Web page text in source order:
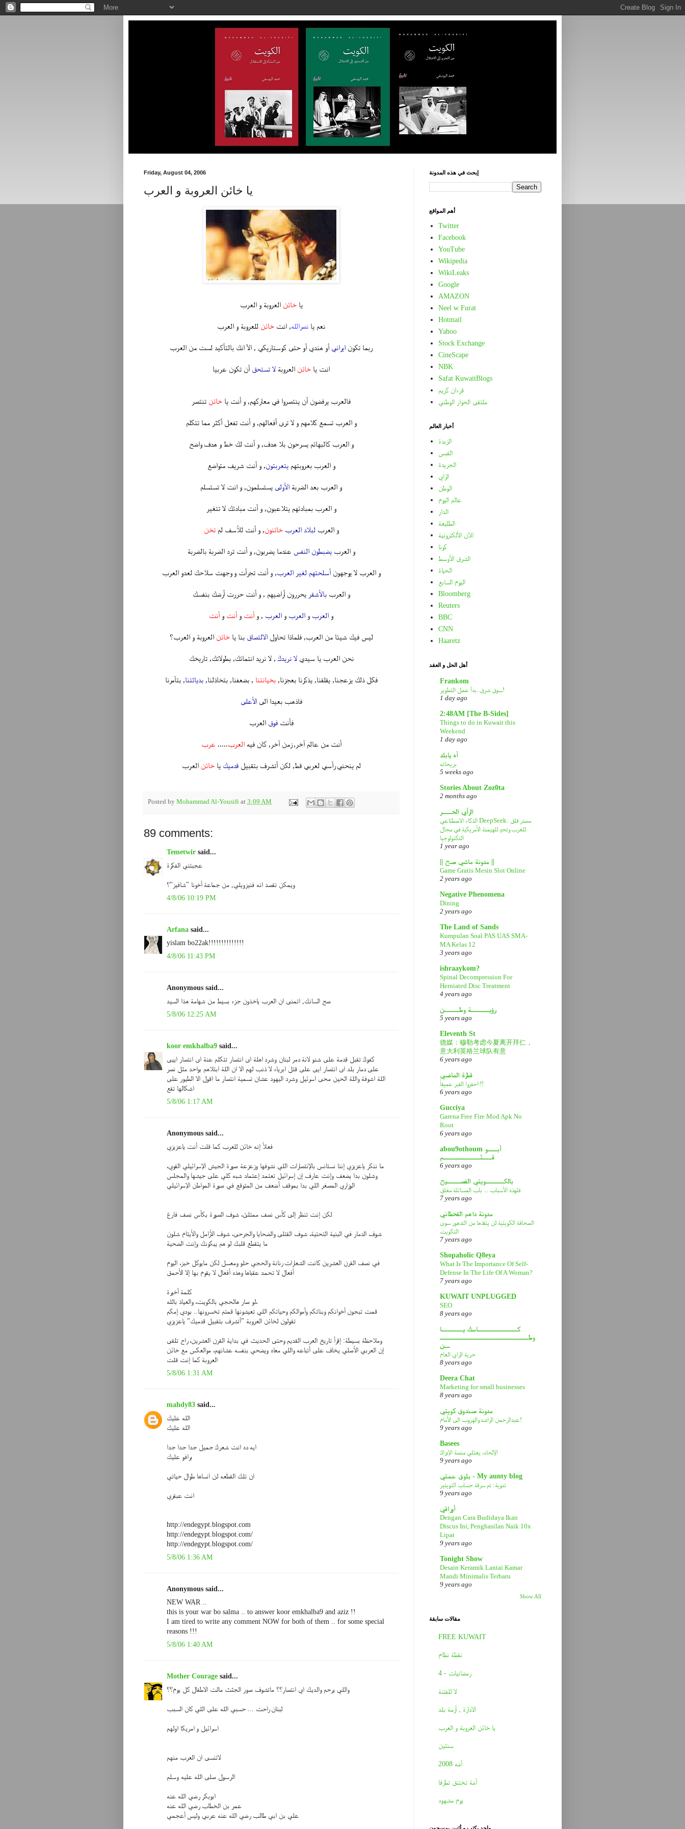
Friday, August 04, 2006
يا خائن العروبة و العرب
ياخائن العروبة و العرب
نعم يا نصرالله, انت خائن للعروبة و العرب
ربما تكون ايراني أو هندي أو حتى كوستاريكي , الاّ انك بالتأكيد لست من العرب
انت يا خائن العروبة لا تستحق أن تكون عربيا
فالعرب يرفضون أن ينتصروا في معاركهم, و أنت يا خائن تنتصر
و العرب تسمع كلامهم و لا ترى أفعالهم, و أنت تفعل أكثر مما تتكلم
و العرب كالبهائم يسرحون بلا هدف, و أنت لك خط و هدف واضح
و العرب بعروبتهميتعربتون, و أنت شريف متواضع
و العرب بعد الضربة الأولى يستسلمون, و انت لا تستسلم
و العرب بمبادئهم يتلاعبون, و أنت مبادئك لا تتغير
و العرب لبلاد العرب خائنون, و أنت للأسف لمتخن
و العرب يضبطون النفس عندما يضربون, و أنت ترد الضربة بالضربة
و العرب لا يوجهون أسلحتهم لغير العرب, و أنت تجرأت و وجهت سلاحك لعدو العرب
و العرببالأشقر يحررون أراضيهم , و أنت حررت أرضك بنفسك
و العرب و العرب و العرب , و أنت و أنت و أنت
ليس فيك شيئا من العرب, فلماذا تحاول الالتصاق بنا ياخائن العروبة و العرب؟
نحن العرب يا سيديلا نريدك , لا نريد انتمائك, بطولاتك, تاريخك
فكل ذلك يزعجنا, يقلقنا, يذكرنا بعجزنا,بخيانتنا , بضعفنا, بتخاذلنا,بدياثتنا, بتآمرنا
فاذهب بعيدا الى الأعلى
فأنتفوق العرب
أنت من عالم آخر, زمن آخر, كان فيهالعرب.....عرب
لم ينحني رأسي لعربي قط, لكن أتشرف بتقبيلقدميك ياخائن العرب
Posted by Mohammad Al-Yousifi at 3:09 AM
89 comments:
Temetwir said...
عجبتني الفكرة
ويمكن تقصد انه فنيزويلي, من جماعة أخونا "شافيز"؟
4/8/06 10:19 PM
Arfana said...
yislam bo22ak!!!!!!!!!!!!!!
4/8/06 11:43 PM
Anonymous said...
صح السانك, اتمنى ان العرب ياخذون جزء بسيط من شهامة هذا السيد
5/8/06 12:25 AM
koor emkhalba9 said...
كفوك تقبل قدمة على شنو لانة دمر لبنان وشرد اهلة اى انتصار تتكلم عنة اى انتصار اييى
على دمار بلد اى انتصار ايى على قتل ابرياء لا ذنب لهم الا ان اللة ابتلاهم بواحد مثل نصر
اللة اشوفة واللة الحين محى اسرئيل وشرد اليهود عشان تسمية انتصار ما اقول الا الطيور على
اشكالها تقع
5/8/06 1:17 AM
Anonymous said...
فعلاً إنه خائن للعرب كما قلت أنت ياعزيزي
ما ننكر ياعزيزي إننا نستانس بالإنتصارات اللي نشوفها وزعزعة صورة الجيش الإسرائيلي القوي،
وشلون بدا يضعف وإنت عارف إن إسرائيل تعتمد إعتماد شبه كلي على جيشها والمجلس
الوزاري المصغر اللي بدا بموقف أضعف من المتوقع في صورة المواطن الإسرائيلي
لكن إنت تنظر إلى كأس نصف ممتلئ، شوف الصورة بكأس نصف فارغ
شوف الدمار في البنية التحتية، شوف القتلى والضحايا والجرحى، شوف الأرامل والأيتام شلون
ما يتقطع قلبك لو هم يبكونك وإنت الضحية
في نصف القرن العشرين كانت الشعارات رنانة والحجي حلو ومعسل لكن مايوكل خبز، اليوم
أفعال لا تحمد عقباها وهذه أفعال لا يقوم بها إلا الأحمق
كلمة أخيرة
لو صار هالحجي بالكويت، والعياذ بالله،
قمت تبجون أخوانكم وبناتكم وأموالكم وحياتكم اللي تعيشونها قمتم تخسرونها.. بودي إمكم
تقولون لخائن العروبة "أتشرف بتقبيل قدميك" ياعزيزي
وملاحظة بسيطة: إقرأ تاريخ العرب القديم وحتى الحديث في بداية القرن العشرين، راح تلقى
إن العربي الأصلي يخاف على أتباعه واللي معاه ويضحي بنفسه عشانهم، موالعكس مع خائن
العروبة كما إنت قلت
5/8/06 1:31 AM
mahdy83 said...
الله عليك
الله عليك
ايه ده انت شعرك جميل جدا جدا جدا
برافو عليك
ان تلك القطعه لن انساها طوال حياتي
انت عبقري
http://endegypt.blogspot.com
http://endegypt.blogspot.com/
http://endegypt.blogspot.com/
5/8/06 1:36 AM
Anonymous said...
NEW WAR ..
this is your war bo salma .. to answer koor emkhalba9 and aziz !!
I am tired to write any comment NOW for both of them .. for some special
reasons !!!
5/8/06 1:40 AM
Mother Courage said...
واللي يرحم والديك اي انتصار؟؟ ماتشوف صور الجثث مالت الاطفال كل يوم؟؟
لبنان راحت ... حسبي الله على اللي كان السبب
اسرائيل و امريكا اولهم
لاتنسى ان العرب منهم
الرسول صلى الله عليه وسلم
ابوبكر رضي الله عنه
عمر بن الخطاب رضي الله عنه
علي بن ابي طالب رضي الله عنه عربي وليس أعجمي
إبحث في هذه المدونة
أهم المواقع
Twitter
Facebook
YouTube
Wikipedia
WikiLeaks
Google
AMAZON
Neel w Furat
Hotmail
Yahoo
Stock Exchange
CineScape
NBK
Safat KuwaitBlogs
قرءان كريم
ملتقى الحوار الوطني
أخبار العالم
الزبدة
القبس
الجريدة
الراي
الوطن
عالم اليوم
الدار
الطليعة
الآن الألكترونية
كونا
الشرق الأوسط
الحياة
اليوم السابع
Bloomberg
Reuters
BBC
CNN
Haaretz
أهل الحل و العقد
Frankom
سوق شرق..بدأ عمل التطوير!
1 day ago
2:48AM [The B-Sides]
Things to do in Kuwait this
Weekend
1 day ago
آه يابلد
بريحاته
5 weeks ago
Stories About Zoz0ta
2 months ago
الرأي الحـــر
الذكاء الاصطناعي DeepSeek: مصدر قلق
للغرب وتحدٍ للهيمنة الأمريكية في مجال
التكنولوجيا
1 year ago
|| مدونة ماشي صح ||
Game Gratis Mesin Slot Online
2 years ago
Negative Phenomena
Dining
2 years ago
The Land of Sands
Kumpulan Soal PAS UAS SMA-
MA Kelas 12
3 years ago
ishraaykom?
Spinal Decompression For
Herniated Disc Treatment
4 years ago
رؤيــــــة وطـــــن
5 years ago
Eleventh St
德媒：穆勒考虑今夏离开拜仁，
意大利英格兰球队有意
6 years ago
قطرة الماضي
احفروا القبر عميقاً !!
6 years ago
Gucciya
Garena Free Fire Mod Apk No
Root
6 years ago
abou9othoum أبـــو
قـــثــــــــــــم
6 years ago
بالكــــــويتي الفصــــيح
فلهذه الأسباب ... باب المسائلة مغلق
7 years ago
مدونة داهم القحطاني
الصحافة الكويتية لن ينقذها من التدهور سوى
التكويت
7 years ago
Shopaholic Q8eya
What Is The Importance Of Self-
Defense In The Life Of A Woman?
7 years ago
KUWAIT UNPLUGGED
SEO
8 years ago
كـــــــــــــاسك يـــــــا
وطـــــــــــــــــــــــــــــ
ــن
حرية الراي العام
8 years ago
Deera Chat
Marketing for small businesses
8 years ago
مدونة صندوق كويتي
عبدالرحمن الراشد والهروب الى الأمام!
9 years ago
Basees
الإلحاد، يعتلي منصة الإدراك
9 years ago
بلوق عمتي - My aunty blog
تنوية: تم سرقة حساب التويتير
9 years ago
أوراقي
Dengan Cara Budidaya Ikan
Discus Ini, Penghasilan Naik 10x
Lipat
9 years ago
Tonight Show
Desain Keramik Lantai Kamar
Mandi Minimalis Terbaru
9 years ago
Show All
مقالات سابقة
FREE KUWAIT
نقطة نظام
رمضانيات - 4
لا للفتنة
الادارة , أزمة بلد
يا خائن العروبة و العرب
سنتين
أمّه 2008
أمّة تختنق تطرفا
يوم مشهود